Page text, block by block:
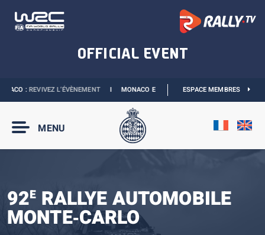
:REVIVEZ L’ÉVÈNEMENTIMONACO E-PRIX 2027 :NOUVELLES DATES I
ESPACE MEMBRES
MENU
92E RALLYE AUTOMOBILE
MONTE‑CARLO